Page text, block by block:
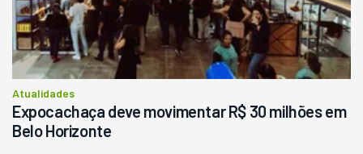
R$ 145.000
Consultar
Atualidades
Expocachaça deve movimentar R$ 30 milhões em
Belo Horizonte